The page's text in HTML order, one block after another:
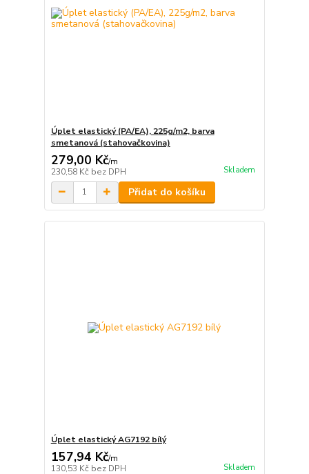
Úplet elastický (PA/EA), 225g/m2, barva
smetanová (stahovačkovina)
279,00 Kč/m
230,58 Kč bez DPH Skladem
Přidat do košíku
Úplet elastický AG7192 bílý
157,94 Kč/m
130,53 Kč bez DPH Skladem